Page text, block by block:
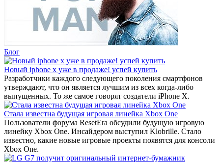
Блог
Новый iphone x уже в продаже! успей купить
Разработчики каждого следующего поколения смартфонов
утверждают, что он является лучшим из всех когда-либо
выпущенных. То же самое говорят создатели iPhone X.
Стала известна будущая игровая линейка Xbox One
Пользователи форума ResetEra обсудили будущую игровую
линейку Xbox One. Инсайдером выступил Klobrille. Стало
известно, какие новые игровые проекты появятся для консоли
Xbox One.